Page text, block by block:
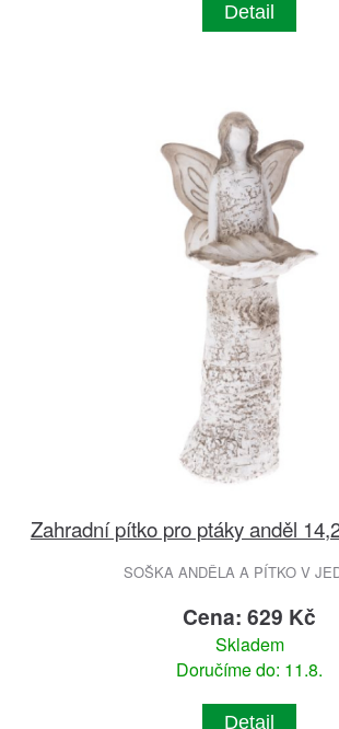
Detail
Zahradní pítko pro ptáky anděl
SOŠKA ANDĚLA A PÍTKO V
Cena: 629 Kč
Skladem
Doručíme do: 11.8.
Detail